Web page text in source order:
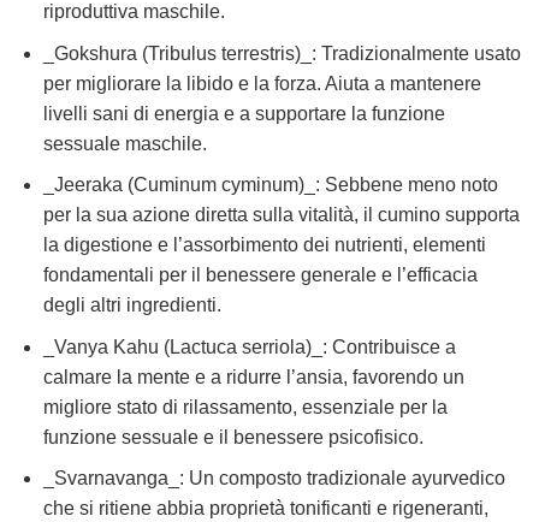
riproduttiva maschile.
_Gokshura (Tribulus terrestris)_: Tradizionalmente usato
per migliorare la libido e la forza. Aiuta a mantenere
livelli sani di energia e a supportare la funzione
sessuale maschile.
_Jeeraka (Cuminum cyminum)_: Sebbene meno noto
per la sua azione diretta sulla vitalità, il cumino supporta
la digestione e l’assorbimento dei nutrienti, elementi
fondamentali per il benessere generale e l’efficacia
degli altri ingredienti.
_Vanya Kahu (Lactuca serriola)_: Contribuisce a
calmare la mente e a ridurre l’ansia, favorendo un
migliore stato di rilassamento, essenziale per la
funzione sessuale e il benessere psicofisico.
_Svarnavanga_: Un composto tradizionale ayurvedico
che si ritiene abbia proprietà tonificanti e rigeneranti,